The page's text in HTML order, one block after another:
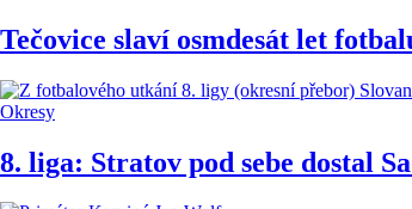
Tečovice slaví osmdesát let
Okresy
8. liga: Stratov pod sebe dostal